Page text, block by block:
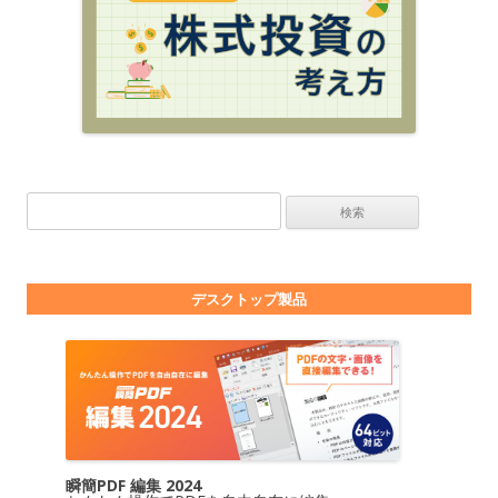
デスクトップ製品
瞬簡PDF 編集 2024